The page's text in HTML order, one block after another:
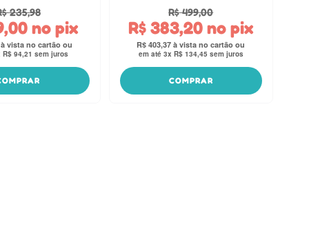
235,98
,00 no pix
R$ 94,21 sem juros
R$ 499,00
R$ 383,20 no pix
R$ 403,37
em até 3x R$ 134,45 sem juros
COMPRAR